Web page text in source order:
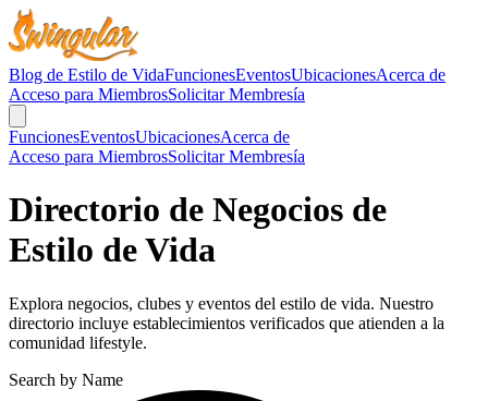
Blog de Estilo de VidaFuncionesEventosUbicacionesAcerca de
Acceso para MiembrosSolicitar Membresía
FuncionesEventosUbicacionesAcerca de
Acceso para MiembrosSolicitar Membresía
Directorio de Negocios de
Estilo de Vida
Explora negocios, clubes y eventos del estilo de vida. Nuestro
directorio incluye establecimientos verificados que atienden a la
comunidad lifestyle.
Search by Name